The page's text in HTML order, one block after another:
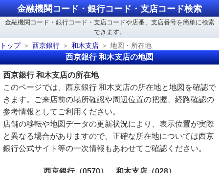
金融機関コード・銀行コード・支店コード検索
金融機関コード・銀行コード・支店コードや店番、支店番号を簡単に検索
できます。
トップ
西京銀行 和木支店 地図・所在地
西京銀行 和木支店の地図
西京銀行 和木支店の所在地
このページでは、西京銀行 和木支店の所在地と地図を確認で
きます。ご来店前の場所確認や周辺位置の把握、経路確認の
参考情報としてご利用ください。
店舗の移転や地図データの更新状況により、表示位置が実際
と異なる場合がありますので、正確な所在地については西京
銀行公式サイト等の一次情報もあわせてご確認ください。
西京銀行（0570） 和木支店（028）